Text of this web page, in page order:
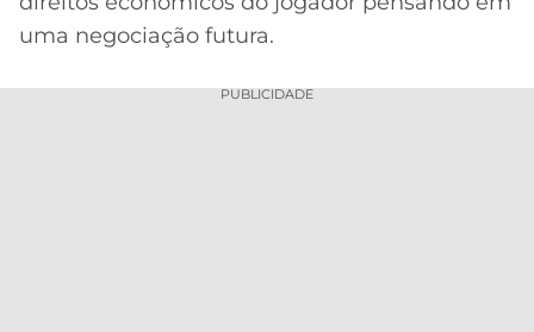
uma negociação futura.
PUBLICIDADE